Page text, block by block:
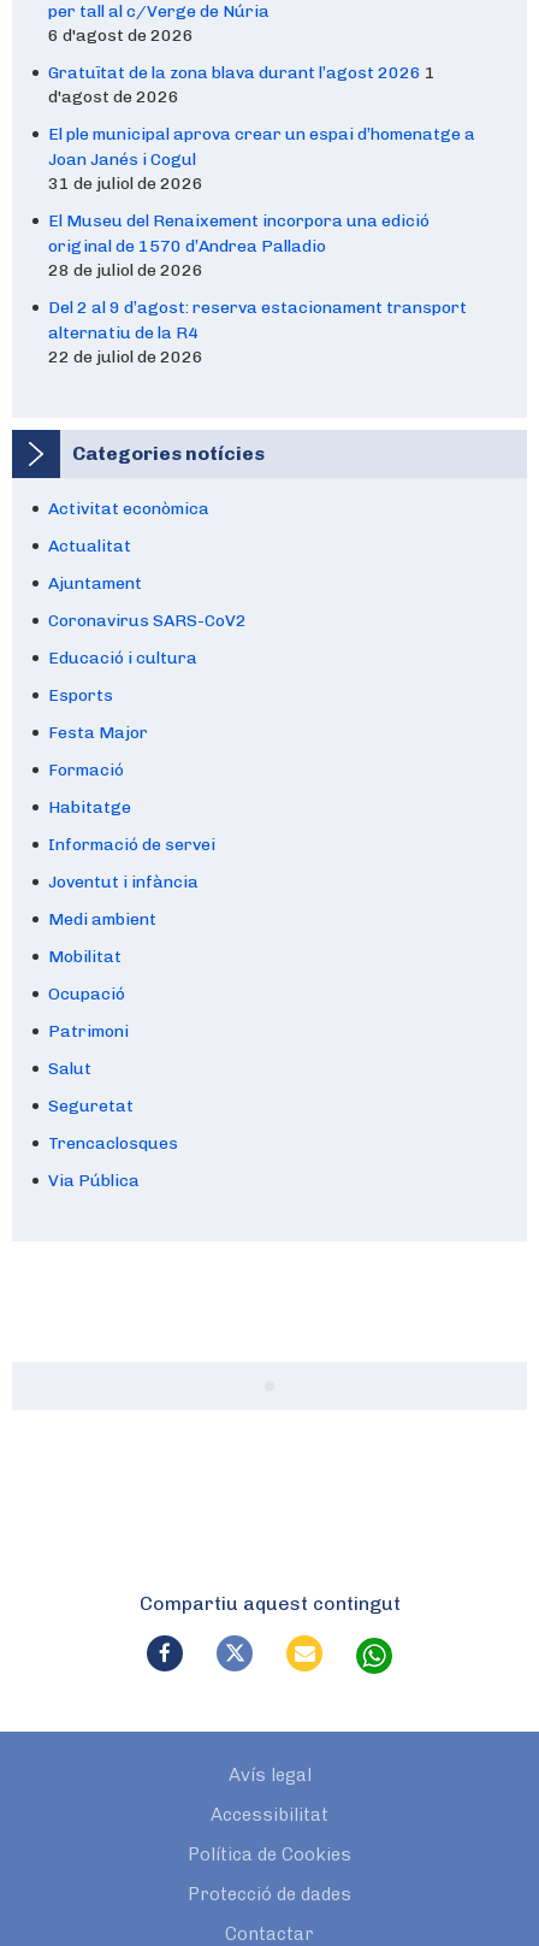
per tall al c/Verge de Núria
6 d'agost de 2026
Gratuïtat de la zona blava durant l’agost 2026 1
d'agost de 2026
El ple municipal aprova crear un espai d’homenatge a
Joan Janés i Cogul
31 de juliol de 2026
El Museu del Renaixement incorpora una edició
original de 1570 d’Andrea Palladio
28 de juliol de 2026
Del 2 al 9 d’agost: reserva estacionament transport
alternatiu de la R4
22 de juliol de 2026
Categories notícies
Activitat econòmica
Actualitat
Ajuntament
Coronavirus SARS-CoV2
Educació i cultura
Esports
Festa Major
Formació
Habitatge
Informació de servei
Joventut i infància
Medi ambient
Mobilitat
Ocupació
Patrimoni
Salut
Seguretat
Trencaclosques
Via Pública
Compartiu aquest contingut
Avís legal
Accessibilitat
Política de Cookies
Protecció de dades
Contactar